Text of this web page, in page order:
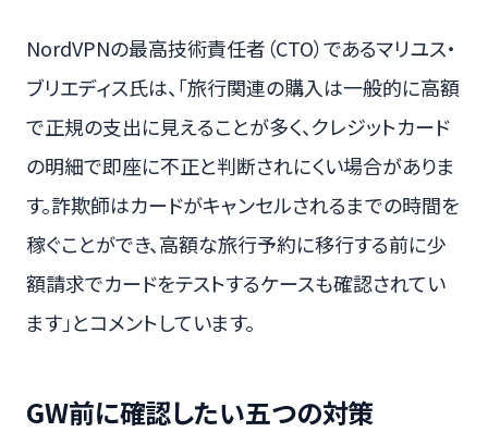
NordVPNの最高技術責任者（CTO）であるマリユス・
ブリエディス氏は、「旅行関連の購入は一般的に高額
で正規の支出に見えることが多く、クレジットカード
の明細で即座に不正と判断されにくい場合がありま
す。詐欺師はカードがキャンセルされるまでの時間を
稼ぐことができ、高額な旅行予約に移行する前に少
額請求でカードをテストするケースも確認されてい
ます」とコメントしています。
GW前に確認したい五つの対策